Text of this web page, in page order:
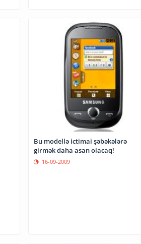
Bu modellə ictimai şəbəkələrə
girmək daha asan olacaq!
16-09-2009